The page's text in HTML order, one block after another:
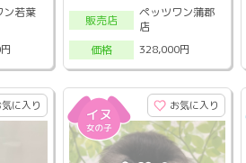
ン若葉
販売店
ペッツワン蒲郡
店
価格
328,000円
に入り お気に入り